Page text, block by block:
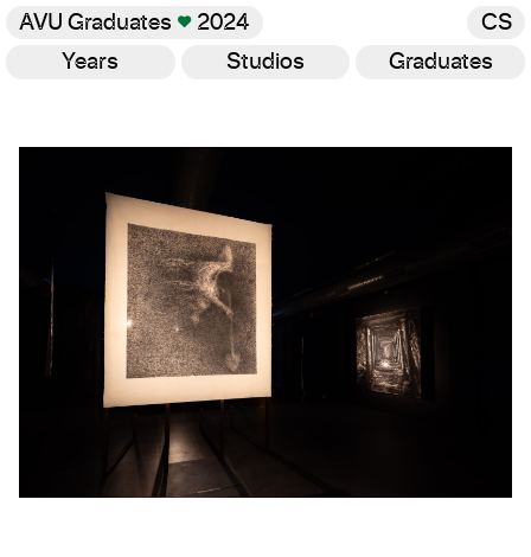
AVU Graduates ♥ 2024
CS
Years
Studios Graduates